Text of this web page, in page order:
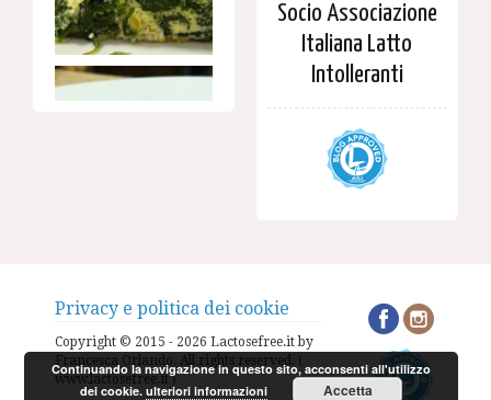
Socio Associazione
Italiana Latto
Intolleranti
Privacy e politica dei cookie
Copyright © 2015 - 2026 Lactosefree.it by
Francesca Orlando. All rights reserved. (
www.lactosefree.it )
Continuando la navigazione in questo sito, acconsenti all'utilizzo
dei cookie.ulteriori informazioni Accetta